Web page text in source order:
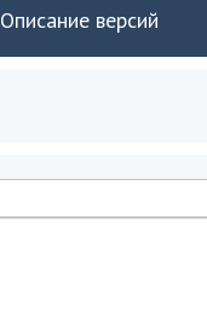
Описание версий